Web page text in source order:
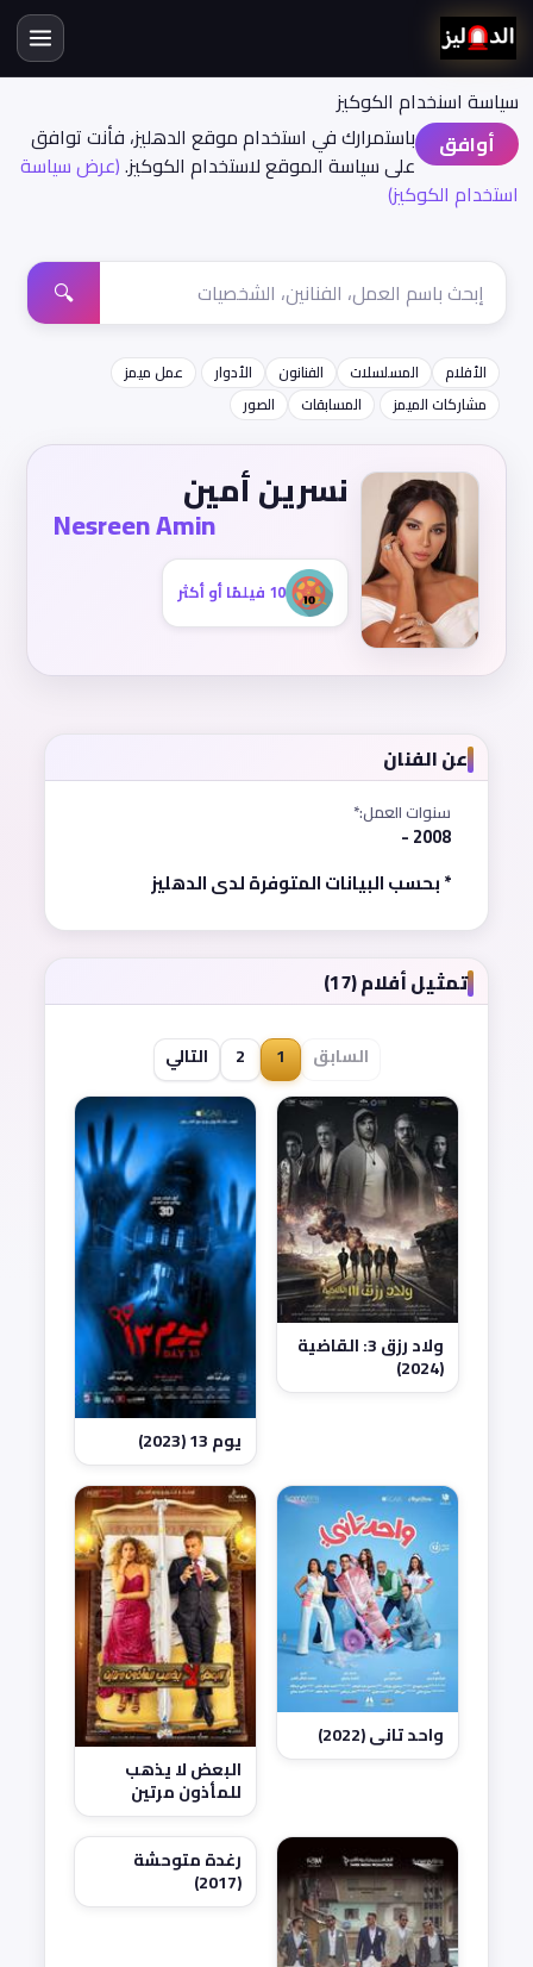
سياسة اسنخدام الكوكيز
أوافق
باستمرارك في استخدام موقع الدهليز، فأنت توافق
على سياسة الموقع لاستخدام الكوكيز.(عرض سياسة
استخدام الكوكيز)
🔍
الأفلام المسلسلات الفنانون الأدوار
عمل ميمز
مشاركات الميمز
المسابقات الصور
نسرين أمين
Nesreen Amin
10 فيلمًا أو أكثر
عن الفنان
سنوات العمل:*
2008 -
* بحسب البيانات المتوفرة لدى الدهليز
تمثيل أفلام (17)
السابق 1
2 التالي
ولاد رزق 3: القاضية
(2024)
يوم 13 (2023)
واحد تاني (2022)
البعض لا يذهب
للمأذون مرتين
(2021)
رغدة متوحشة
(2017)